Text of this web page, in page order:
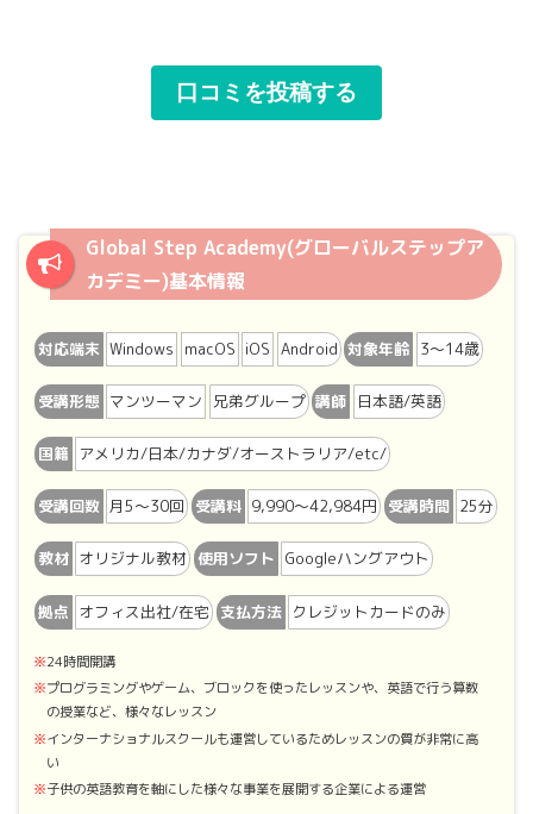
Global Step Academy(グローバルステップア
カデミー)基本情報
対応端末 Windows macOS iOS Android 対象年齢 3〜14歳
受講形態 マンツーマン 兄弟グループ 講師 日本語/英語
国籍 アメリカ/日本/カナダ/オーストラリア/etc/
受講回数 月5〜30回 受講料 9,990〜42,984円 受講時間 25分
教材 オリジナル教材 使用ソフト Googleハングアウト
拠点 オフィス出社/在宅 支払方法 クレジットカードのみ
24時間開講
プログラミングやゲーム、ブロックを使ったレッスンや、英語で行う算数
の授業など、様々なレッスン
インターナショナルスクールも運営しているためレッスンの質が非常に高
い
子供の英語教育を軸にした様々な事業を展開する企業による運営